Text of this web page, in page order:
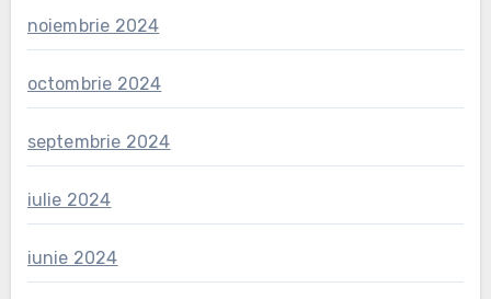
noiembrie 2024
octombrie 2024
septembrie 2024
iulie 2024
iunie 2024